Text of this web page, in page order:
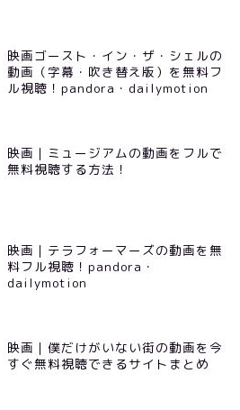
映画ゴースト・イン・ザ・シェルの
動画（字幕・吹き替え版）を無料フ
ル視聴！pandora・dailymotion
映画｜ミュージアムの動画をフルで
無料視聴する方法！
映画｜テラフォーマーズの動画を無
料フル視聴！pandora・
dailymotion
映画｜僕だけがいない街の動画を今
すぐ無料視聴できるサイトまとめ